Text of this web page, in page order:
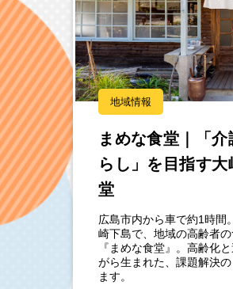
地域情報
まめな食堂｜「
らし」を目指す
堂
広島市内から車で約1時間
崎下島で、地域の高齢者
『まめな食堂』。高齢化
がら生まれた、課題解決
ます。